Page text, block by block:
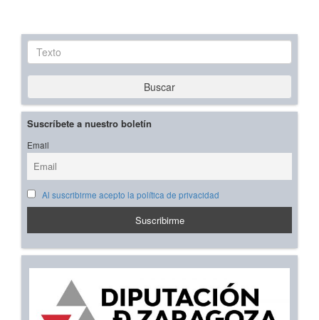
Texto
Buscar
Suscríbete a nuestro boletín
Email
Al suscribirme acepto la política de privacidad